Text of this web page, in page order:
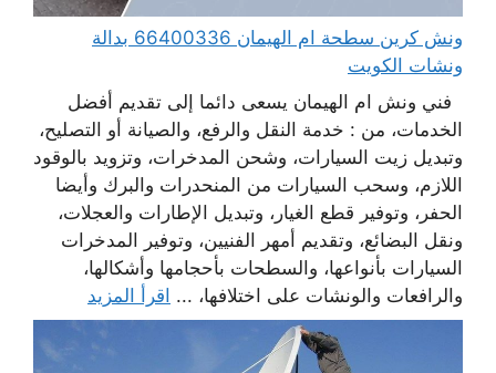
ونش كرين سطحة ام الهيمان 66400336 بدالة
ونشات الكويت
فني ونش ام الهيمان يسعى دائما إلى تقديم أفضل
الخدمات، من : خدمة النقل والرفع، والصيانة أو التصليح،
وتبديل زيت السيارات، وشحن المدخرات، وتزويد بالوقود
اللازم، وسحب السيارات من المنحدرات والبرك وأيضا
الحفر، وتوفير قطع الغيار، وتبديل الإطارات والعجلات،
ونقل البضائع، وتقديم أمهر الفنيين، وتوفير المدخرات
السيارات بأنواعها، والسطحات بأحجامها وأشكالها،
والرافعات والونشات على اختلافها، ... اقرأ المزيد